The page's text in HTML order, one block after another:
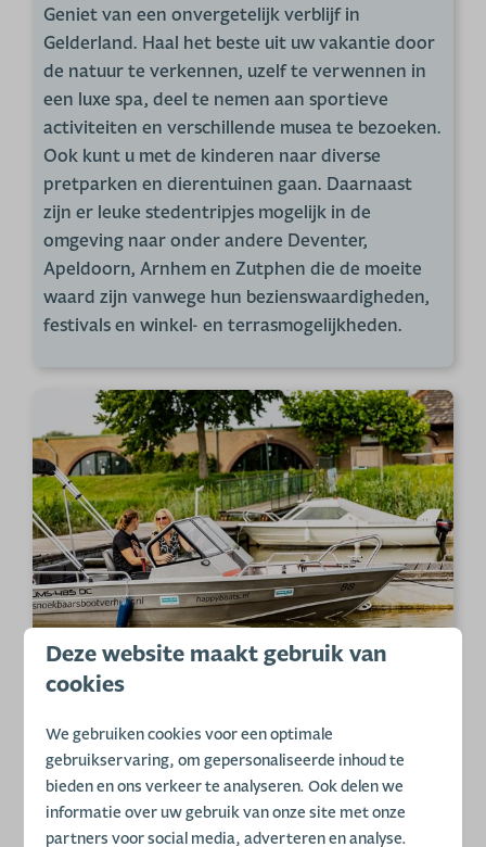
Geniet van een onvergetelijk verblijf in
Gelderland. Haal het beste uit uw vakantie door
de natuur te verkennen, uzelf te verwennen in
een luxe spa, deel te nemen aan sportieve
activiteiten en verschillende musea te bezoeken.
Ook kunt u met de kinderen naar diverse
pretparken en dierentuinen gaan. Daarnaast
zijn er leuke stedentripjes mogelijk in de
omgeving naar onder andere Deventer,
Apeldoorn, Arnhem en Zutphen die de moeite
waard zijn vanwege hun bezienswaardigheden,
festivals en winkel- en terrasmogelijkheden.
Volop vakantiepret
U of uw huurders zullen zich geen moment
vervelen dankzij de diverse parkfaciliteiten van
De Scherpenhof. Plons in het binnen- of
Deze website maakt gebruik van
cookies
We gebruiken cookies voor een optimale
gebruikservaring, om gepersonaliseerde inhoud te
bieden en ons verkeer te analyseren. Ook delen we
informatie over uw gebruik van onze site met onze
partners voor social media, adverteren en analyse.